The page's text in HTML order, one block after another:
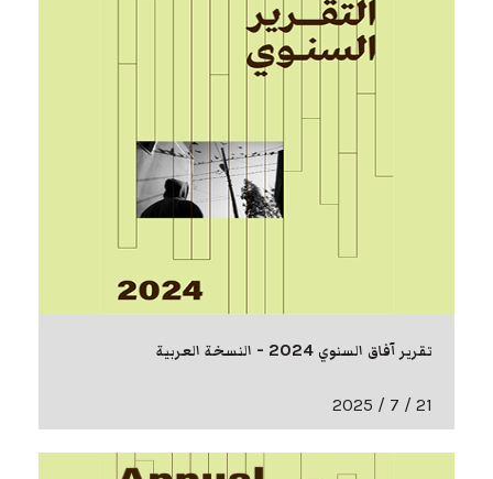
تقرير آفاق السنوي 2024 - النسخة العربية
21 / 7 / 2025